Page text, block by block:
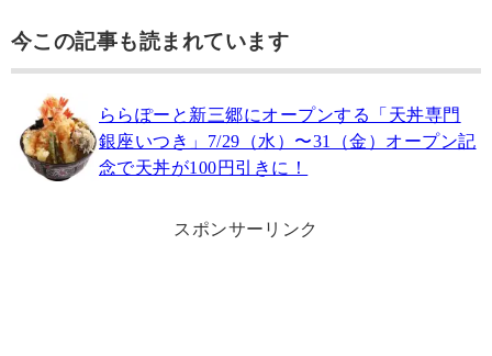
今この記事も読まれています
ららぽーと新三郷にオープンする「天丼専門
銀座いつき」7/29（水）〜31（金）オープン記
念で天丼が100円引きに！
スポンサーリンク